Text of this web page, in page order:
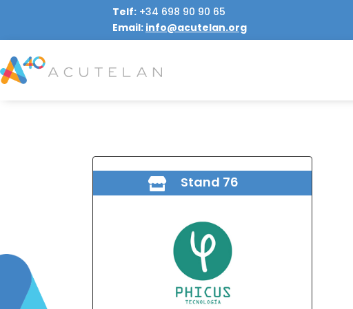
Telf: +34 698 90 90 65
Email: info@acutelan.org
 Stand 76